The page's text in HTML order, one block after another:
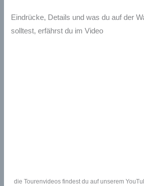
Eindrücke, Details und was du auf der
solltest, erfährst du im Video
die Tourenvideos findest du auf unserem